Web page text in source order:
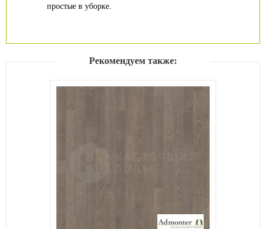
простые в уборке.
Рекомендуем также: